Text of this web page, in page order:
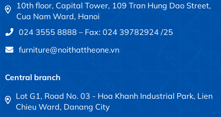
10th floor, Capital Tower, 109 Tran Hung Dao Street,
Cua Nam Ward, Hanoi
024 3555 8888 – Fax: 024 39782924 /25
furniture@noithattheone.vn
Central branch
Lot G1, Road No. 03 - Hoa Khanh Industrial Park, Lien
Chieu Ward, Danang City